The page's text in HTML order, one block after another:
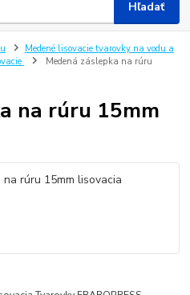
Hľadať
Medené lisovacie tvarovky na vodu a
Medená záslepka na rúru
na rúru 15mm